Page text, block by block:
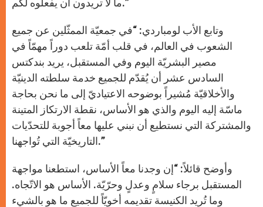
ما لا تريدون أن يفعلوه لكم.”
وتابع الأب لومباردي: “في جمعيّة الممثّلين عن جميع
الشعوب في العالم، في قلب أمّة تلعب دوراً مهمّاً في
مصير البشريّة اليوم وفي المستقبل، يريد بندكتس
السادس عشر أن يُقدّم للجميع خدمة سلطته الدينيّة
والأخلاقيّة مُشيراً بوضوحه الاعتياديّ إلى ما نحن بحاجة
ماسّة إليه اليوم والذي هو الأساس، نقطة الارتكاز المتينة
والمشتركة التي نستطيع أن نبني عليها معاً أجوبة للتحدّيات
التاريخيّة التي تُواجهنا.”
وأوضح قائلاً: “إن وجدنا معاً الأساس، استطعنا مواجهة
المستقبل برجاء سلامٍ وعدلٍ وحرّيّة. الأساس هو الاتّجاه.
وما تُريد الكنيسة تقديمه أخويّاً للجميع ما هو بالشيء